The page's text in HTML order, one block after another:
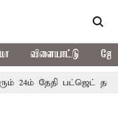
விளையாட்டு
24ம் தேதி பட்ஜெட்